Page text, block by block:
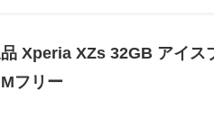
Xperia XZs 32GB アイス
フリー